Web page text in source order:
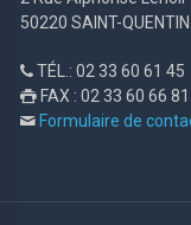
50220 SAINT-
 TÉL.: 02 33 60 61 45
 FAX : 02 33 60 66 81
 Formulaire de